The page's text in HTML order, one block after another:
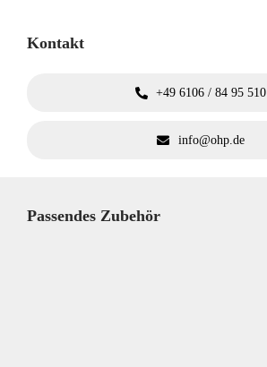
Kontakt
+49 6106 / 84 95 510
info@ohp.de
Passendes Zubehör